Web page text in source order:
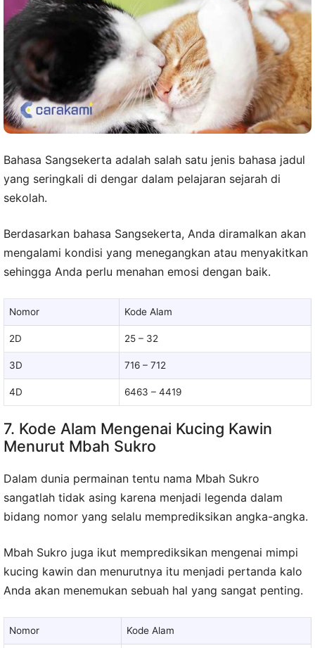
Bahasa Sangsekerta adalah salah satu jenis bahasa jadul
yang seringkali di dengar dalam pelajaran sejarah di
sekolah.
Berdasarkan bahasa Sangsekerta, Anda diramalkan akan
mengalami kondisi yang menegangkan atau menyakitkan
sehingga Anda perlu menahan emosi dengan baik.
Nomor Kode Alam
2D 25 – 32
3D 716 – 712
4D 6463 – 4419
7. Kode Alam Mengenai Kucing Kawin
Menurut Mbah Sukro
Dalam dunia permainan tentu nama Mbah Sukro
sangatlah tidak asing karena menjadi legenda dalam
bidang nomor yang selalu memprediksikan angka-angka.
Mbah Sukro juga ikut memprediksikan mengenai mimpi
kucing kawin dan menurutnya itu menjadi pertanda kalo
Anda akan menemukan sebuah hal yang sangat penting.
Nomor Kode Alam